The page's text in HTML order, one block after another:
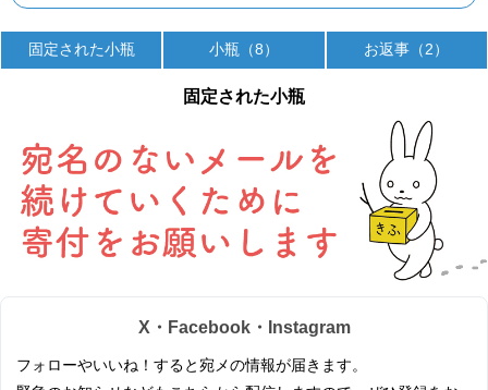
固定された小瓶 小瓶（8） お返事（2）
固定された小瓶
X・Facebook・Instagram
フォローやいいね！すると宛メの情報が届きます。